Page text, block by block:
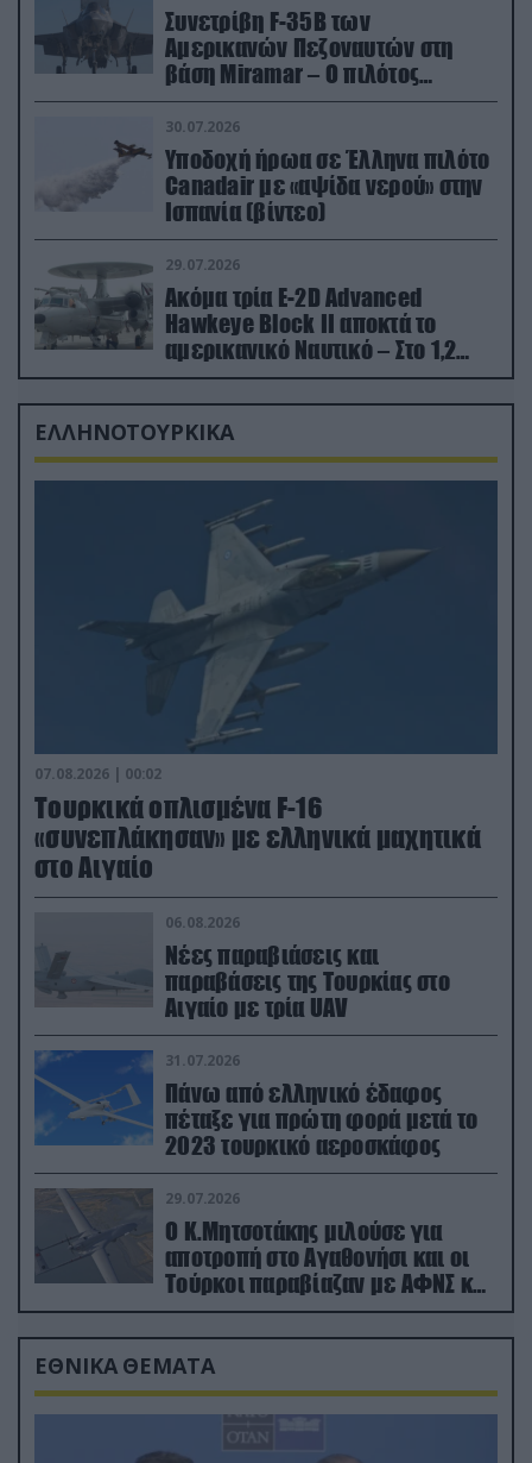
Συνετρίβη F-35B των
Αμερικανών Πεζοναυτών στη
βάση Miramar – Ο πιλότος
εκτινάχθηκε εγκαίρως
30.07.2026
Υποδοχή ήρωα σε Έλληνα πιλότο
Canadair με «αψίδα νερού» στην
Ισπανία (βίντεο)
29.07.2026
Ακόμα τρία E-2D Advanced
Hawkeye Block II αποκτά το
αμερικανικό Ναυτικό – Στο 1,2
δισ.δολάρια το κόστος
ΕΛΛΗΝΟΤΟΥΡΚΙΚΑ
07.08.2026 | 00:02
Τουρκικά οπλισμένα F-16
«συνεπλάκησαν» με ελληνικά μαχητικά
στο Αιγαίο
06.08.2026
Νέες παραβιάσεις και
παραβάσεις της Τουρκίας στο
Αιγαίο με τρία UAV
31.07.2026
Πάνω από ελληνικό έδαφος
πέταξε για πρώτη φορά μετά το
2023 τουρκικό αεροσκάφος
29.07.2026
Ο Κ.Μητσοτάκης μιλούσε για
αποτροπή στο Αγαθονήσι και οι
Τούρκοι παραβίαζαν με ΑΦΝΣ και
drone
ΕΘΝΙΚΑ ΘΕΜΑΤΑ